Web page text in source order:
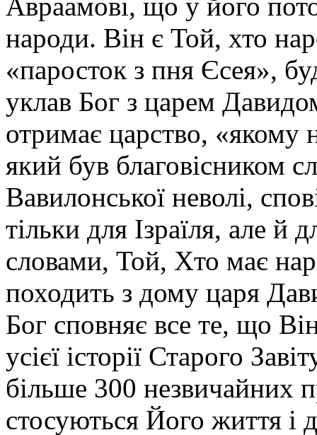
народи. Він є Той, хто
«паросток з пня Єсея»,
уклав Бог з царем
отримає царство, «якому
який був благовісником
Вавилонської неволі,
тільки для Ізраїля, але й
словами, Той, Хто має
походить з дому царя
Бог сповняє все те, що
усієї історії Старого
більше 300 незвичайних
стосуються Його життя і